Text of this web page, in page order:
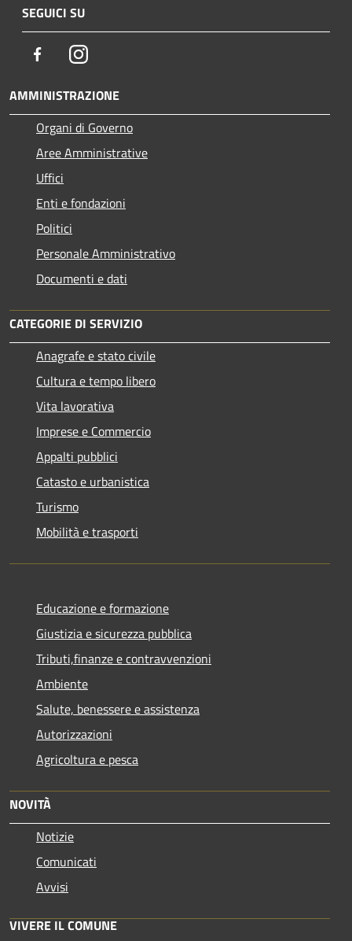
SEGUICI SU
FacebookInstagram
AMMINISTRAZIONE
Organi di Governo
Aree Amministrative
Uffici
Enti e fondazioni
Politici
Personale Amministrativo
Documenti e dati
CATEGORIE DI SERVIZIO
Anagrafe e stato civile
Cultura e tempo libero
Vita lavorativa
Imprese e Commercio
Appalti pubblici
Catasto e urbanistica
Turismo
Mobilità e trasporti
Educazione e formazione
Giustizia e sicurezza pubblica
Tributi,finanze e contravvenzioni
Ambiente
Salute, benessere e assistenza
Autorizzazioni
Agricoltura e pesca
NOVITÀ
Notizie
Comunicati
Avvisi
VIVERE IL COMUNE